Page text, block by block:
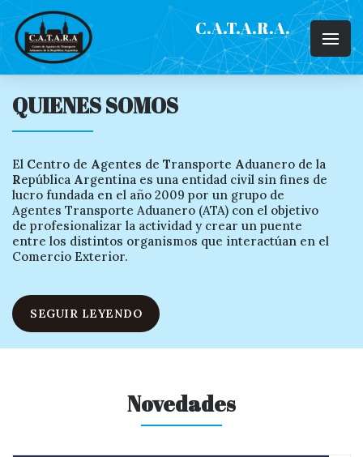
C.A.T.A.R.A.
QUIENES SOMOS
El Centro de Agentes de Transporte Aduanero de la
República Argentina es una entidad civil sin fines de
lucro fundada en el año 2009 por un grupo de
Agentes Transporte Aduanero (ATA) con el objetivo
de profesionalizar la actividad y crear un puente
entre los distintos organismos que interactúan en el
Comercio Exterior.
SEGUIR LEYENDO
Novedades